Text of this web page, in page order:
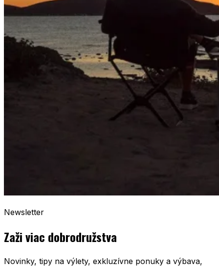
Newsletter
Zaži viac dobrodružstva
Novinky, tipy na výlety, exkluzívne ponuky a výbava,